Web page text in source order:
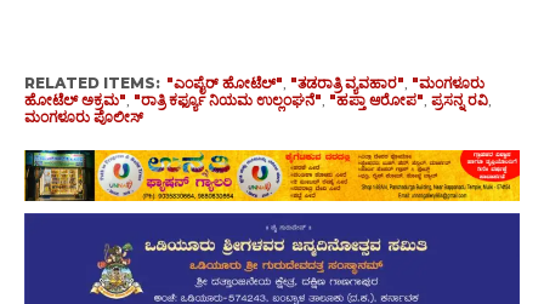
RELATED ITEMS: "ಎಂಪೈರ್ ಹೋಟೆಲ್" "ತಡರಾತ್ರಿ ವ್ಯವಹಾರ" "ಮಂಗಳೂರು
ಹೋಟೆಲ್ ಅಕ್ರಮ" "ರಾತ್ರಿ ಕರ್ಫ್ಯೂ ನಿಯಮ ಉಲ್ಲಂಘನೆ" "ಹಪ್ತಾ ಆರೋಪ" ಪ್ರಸನ್ನ ರವಿ,
ಮಂಗಳೂರು ಪೊಲೀಸ್